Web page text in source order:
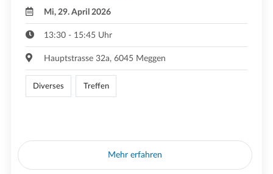
Mi, 29. April 2026
13:30 - 15:45 Uhr
Hauptstrasse 32a, 6045 Meggen
Diverses Treffen
Mehr erfahren